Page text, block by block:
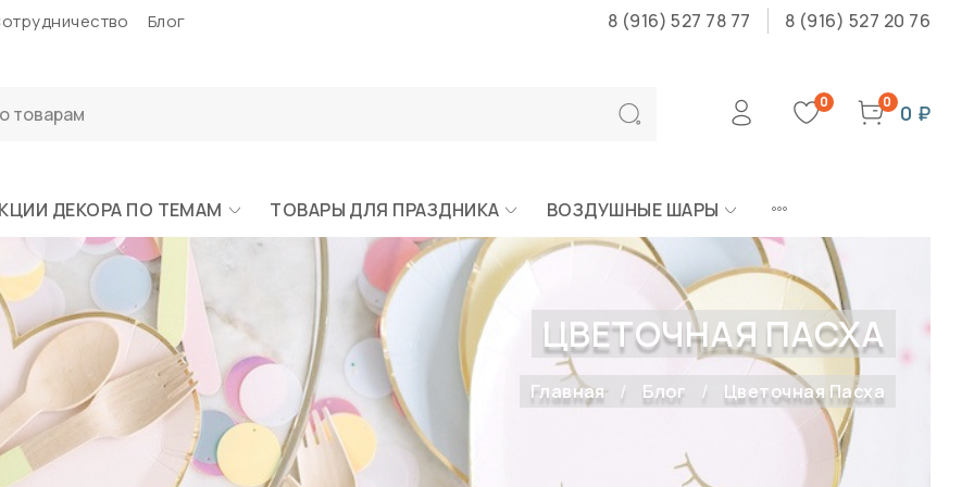
Блог 8 (916) 527 78 77 8 (916) 527 20 76
0 0 0 ₽
ДЕКОРА ПО ТЕМАМ ТОВАРЫ ДЛЯ ПРАЗДНИКА ВОЗДУШНЫЕ ШАРЫ
ЦВЕТОЧНАЯ ПАСХА
Главная Блог Цветочная Пасха